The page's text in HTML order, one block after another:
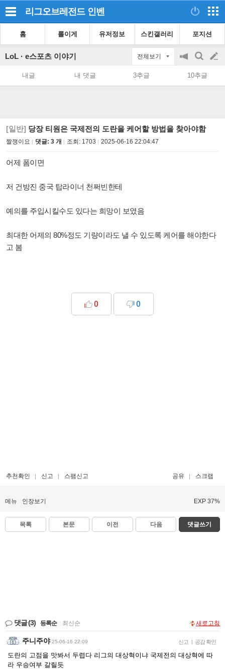
리그오브레전드 인벤
홈 롤이게 유저정보 스킨갤러리 포지션
LoL · e스포츠 이야기 전체보기
공
지
on/off
검
색
글
쓰
내글 내 댓글 3추글 10추글
[일반] 당장 티원은 국제전의 도란을 케어할 방법을 찾아야함
짤쟁이요 댓글: 3 개 조회: 1703 2025-06-16 22:04:47
어제 폼이면
저 건방진 중국 탑라이너 천쩌빈한테
예의를 주입시킬수도 있다는 희망이 보였음
최대한 어제의 80%정도 기량이라도 낼 수 있도록 케어를 해야한다
고 봄
0 0
추천확인 신고 스팸신고 공유 스크랩
메뉴 인장보기 EXP 37%
목록 본문 이전 다음 댓글쓰기
댓글(3) 등록순 최신순 새로고침
주니주야 25-06-16 22:09 신고 | 공감 확인
도란의 고점을 맛봐서 두렵다 리그의 대상혁이냐 국제전의 대상혁에 따
라 우승여부 갈릴듯